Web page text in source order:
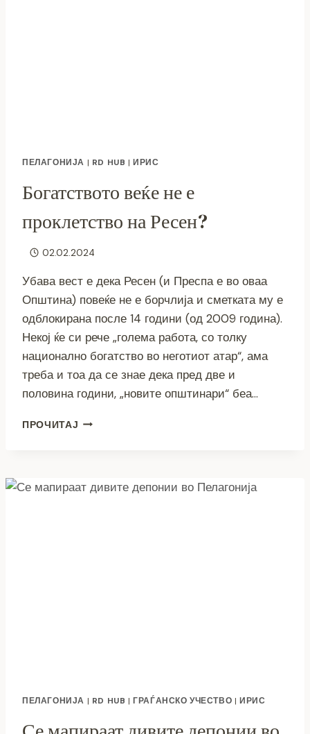
ПЕЛАГОНИЈА | RD HUB |ИРИС
Богатството веќе не е
проклетство на Ресен?
02.02.2024
Убава вест е дека Ресен (и Преспа е во оваа
Општина) повеќе не е борчлија и сметката му е
одблокирана после 14 години (од 2009 година).
Некој ќе си рече „голема работа, со толку
национално богатство во неготиот атар“, ама
треба и тоа да се знае дека пред две и
половина години, „новите општинари“ беа…
ПРОЧИТАЈ БОГАТСТВОТО
НА
ПЕЛАГОНИЈА | RD HUB |ГРАЃАНСКО УЧЕСТВО |ИРИС